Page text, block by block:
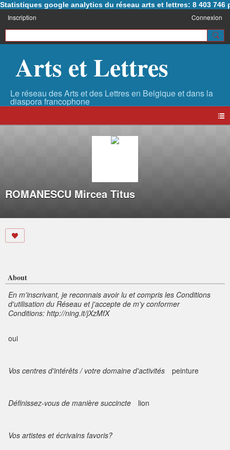
Statistiques google analytics du réseau arts et lettres: 8 403 746
Inscription Connexion
Arts et Lettres
ROMANESCU Mircea Titus
About
En m'inscrivant, je reconnais avoir lu et compris les Conditions
d'utilisation du Réseau et j'accepte de m'y conformer
Conditions: http://ning.it/jXzMfX
oui
Vos centres d'intérêts / votre domaine d'activités peinture
Définissez-vous de manière succincte lion
Vos artistes et écrivains favoris?